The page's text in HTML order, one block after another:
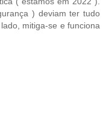
) deviam ter tudo
mitiga-se e funciona